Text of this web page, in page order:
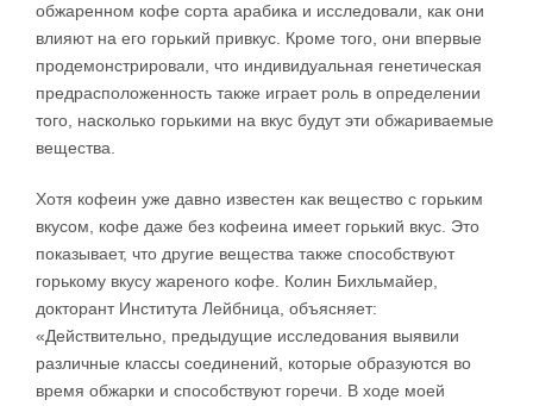
обжаренном кофе сорта арабика и исследовали, как они
влияют на его горький привкус. Кроме того, они впервые
продемонстрировали, что индивидуальная генетическая
предрасположенность также играет роль в определении
того, насколько горькими на вкус будут эти обжариваемые
вещества.
Хотя кофеин уже давно известен как вещество с горьким
вкусом, кофе даже без кофеина имеет горький вкус. Это
показывает, что другие вещества также способствуют
горькому вкусу жареного кофе. Колин Бихльмайер,
докторант Института Лейбница, объясняет:
«Действительно, предыдущие исследования выявили
различные классы соединений, которые образуются во
время обжарки и способствуют горечи. В ходе моей